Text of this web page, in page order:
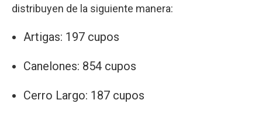
distribuyen de la siguiente manera:
Artigas: 197 cupos
Canelones: 854 cupos
Cerro Largo: 187 cupos